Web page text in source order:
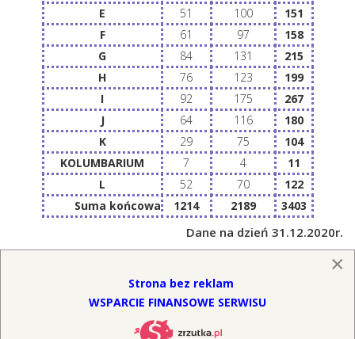
E
51 100
151
F
61 97
158
G
84 131
215
H
76 123
199
I
92 175
267
J
64 116
180
K
29 75
104
KOLUMBARIUM
7 4
11
L
52 70
122
Suma końcowa
1214 2189 3403
Dane na dzień 31.12.2020r.
ODSŁONY: 2239
×
Strona bez reklam
WSPARCIE FINANSOWE SERWISU